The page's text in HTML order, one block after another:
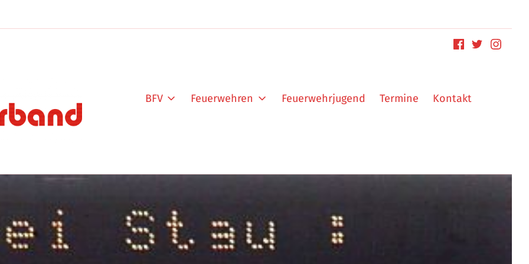
BFV Feuerwehren Feuerwehrjugend Termine Kontakt